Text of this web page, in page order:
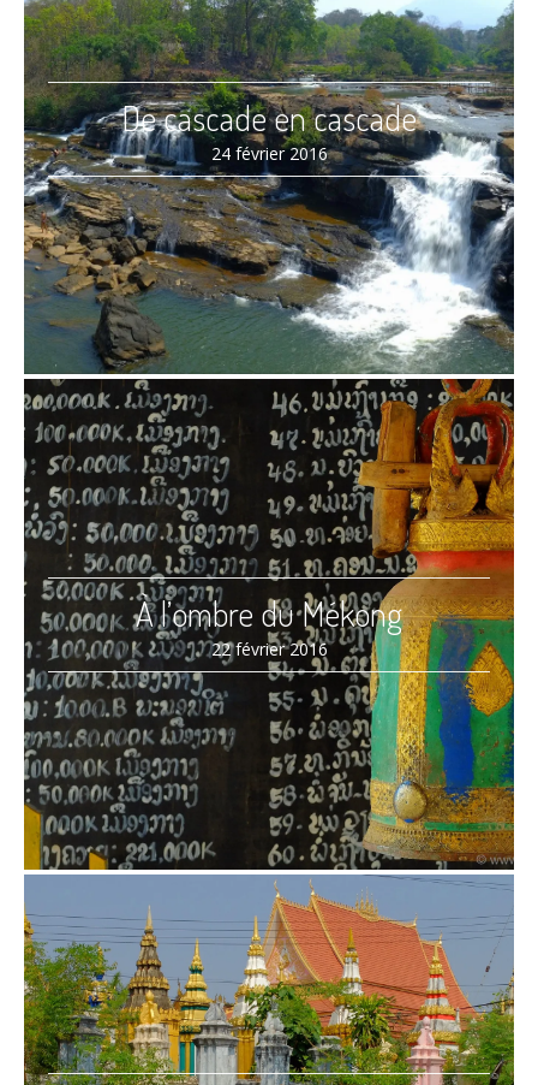
De cascade en cascade
24 février 2016
À l’ombre du Mékong
22 février 2016